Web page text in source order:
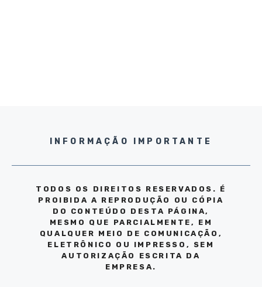
INFORMAÇÃO IMPORTANTE
TODOS OS DIREITOS RESERVADOS. É
PROIBIDA A REPRODUÇÃO OU CÓPIA
DO CONTEÚDO DESTA PÁGINA,
MESMO QUE PARCIALMENTE, EM
QUALQUER MEIO DE COMUNICAÇÃO,
ELETRÔNICO OU IMPRESSO, SEM
AUTORIZAÇÃO ESCRITA DA
EMPRESA.